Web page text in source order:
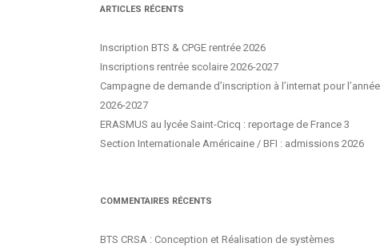
ARTICLES RÉCENTS
Inscription BTS & CPGE rentrée 2026
Inscriptions rentrée scolaire 2026-2027
Campagne de demande d’inscription à l’internat pour l’année
2026-2027
ERASMUS au lycée Saint-Cricq : reportage de France 3
Section Internationale Américaine / BFI : admissions 2026
COMMENTAIRES RÉCENTS
BTS CRSA : Conception et Réalisation de systèmes